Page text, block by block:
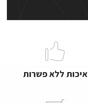
איכות ללא פשרות